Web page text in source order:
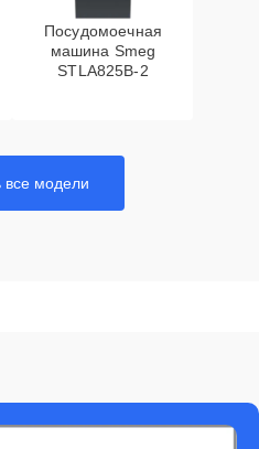
Посудомоечная
машина Smeg
STLA825B-2
все модели